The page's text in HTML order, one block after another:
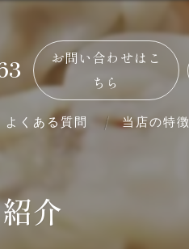
お問い合わせはこ
ちら
よくある質問 当店の特徴
介